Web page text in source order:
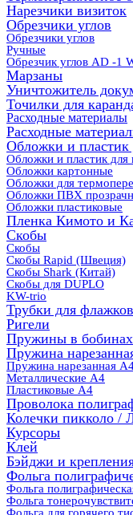
Нарезчики визиток
Обрезчики углов
Обрезчики углов
Ручные
Обрезчик углов AD -1
Марзаны
Уничтожитель
Точилки для
Расходные материалы
Расходные
Обложки и пластик
Обложки и пластик для
Обложки картонные
Обложки для
Обложки ПВХ
Обложки пластиковые
Пленка Кимото и
Скобы
Скобы
Скобы Rapid (Швеция)
Скобы Shark (Китай)
Скобы для DUPLO
KW-trio
Трубки для
Ригели
Пружины в бобинах
Пружина
Пружина нарезанная
Металлические А4
Пластиковые А4
Проволока
Колечки пикколо /
Курсоры
Клей
Бэйджи и
Фольга
Фольга
Фольга